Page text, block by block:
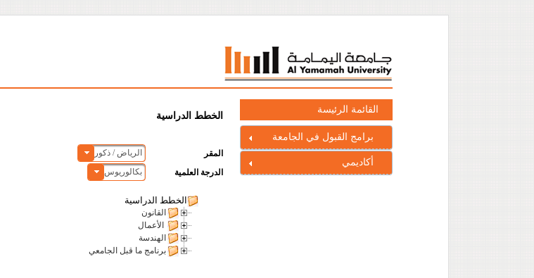
القائمة الرئيسة
برامج القبول في الجامعة
أكاديمي
الخطط الدراسية
المقر
الرياض / ذكور
الدرجة العلمية
بكالوريوس
الخطط الدراسية
القانون
الأعمال
الهندسة
برنامج ما قبل الجامعي